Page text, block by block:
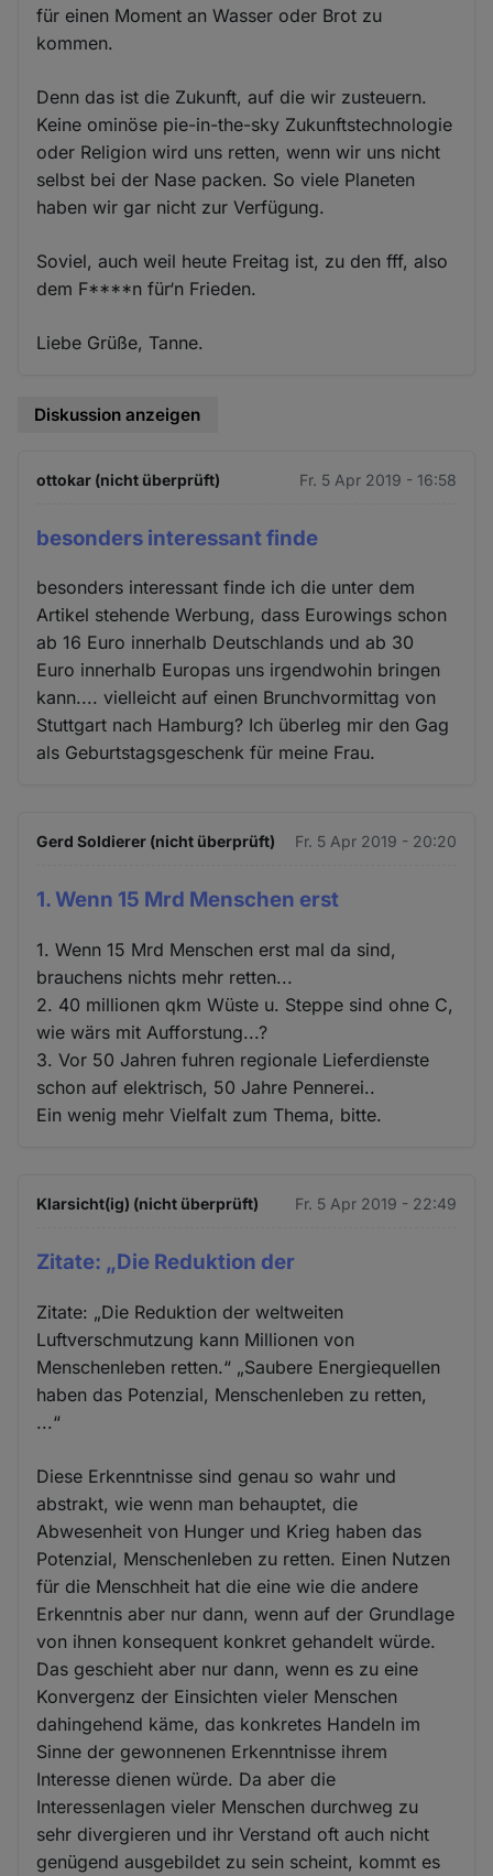
für einen Moment an Wasser oder Brot zu
kommen.
Denn das ist die Zukunft, auf die wir zusteuern.
Keine ominöse pie-in-the-sky Zukunftstechnologie
oder Religion wird uns retten, wenn wir uns nicht
selbst bei der Nase packen. So viele Planeten
haben wir gar nicht zur Verfügung.
Soviel, auch weil heute Freitag ist, zu den fff, also
dem F****n für‘n Frieden.
Liebe Grüße, Tanne.
Diskussion anzeigen
ottokar (nicht überprüft) Fr. 5 Apr 2019 - 16:58
besonders interessant finde
besonders interessant finde ich die unter dem
Artikel stehende Werbung, dass Eurowings schon
ab 16 Euro innerhalb Deutschlands und ab 30
Euro innerhalb Europas uns irgendwohin bringen
kann.... vielleicht auf einen Brunchvormittag von
Stuttgart nach Hamburg? Ich überleg mir den Gag
als Geburtstagsgeschenk für meine Frau.
Gerd Soldierer (nicht überprüft) Fr. 5 Apr 2019 - 20:20
1. Wenn 15 Mrd Menschen erst
1. Wenn 15 Mrd Menschen erst mal da sind,
brauchens nichts mehr retten...
2. 40 millionen qkm Wüste u. Steppe sind ohne C,
wie wärs mit Aufforstung...?
3. Vor 50 Jahren fuhren regionale Lieferdienste
schon auf elektrisch, 50 Jahre Pennerei..
Ein wenig mehr Vielfalt zum Thema, bitte.
Klarsicht(ig) (nicht überprüft) Fr. 5 Apr 2019 - 22:49
Zitate: „Die Reduktion der
Zitate: „Die Reduktion der weltweiten
Luftverschmutzung kann Millionen von
Menschenleben retten.“ „Saubere Energiequellen
haben das Potenzial, Menschenleben zu retten,
...“
Diese Erkenntnisse sind genau so wahr und
abstrakt, wie wenn man behauptet, die
Abwesenheit von Hunger und Krieg haben das
Potenzial, Menschenleben zu retten. Einen Nutzen
für die Menschheit hat die eine wie die andere
Erkenntnis aber nur dann, wenn auf der Grundlage
von ihnen konsequent konkret gehandelt würde.
Das geschieht aber nur dann, wenn es zu eine
Konvergenz der Einsichten vieler Menschen
dahingehend käme, das konkretes Handeln im
Sinne der gewonnenen Erkenntnisse ihrem
Interesse dienen würde. Da aber die
Interessenlagen vieler Menschen durchweg zu
sehr divergieren und ihr Verstand oft auch nicht
genügend ausgebildet zu sein scheint, kommt es